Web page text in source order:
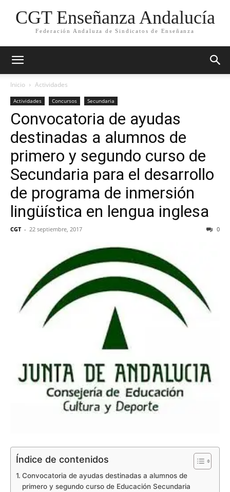
CGT Enseñanza Andalucía
Federación Andaluza de Sindicatos de Enseñanza
Inicio Actividades
Actividades Concursos Secundaria
Convocatoria de ayudas
destinadas a alumnos de
primero y segundo curso de
Secundaria para el desarrollo
de programa de inmersión
lingüística en lengua inglesa
CGT - 22 septiembre, 2017 0
Índice de contenidos
Convocatoria de ayudas destinadas a alumnos de
primero y segundo curso de Educación Secundaria